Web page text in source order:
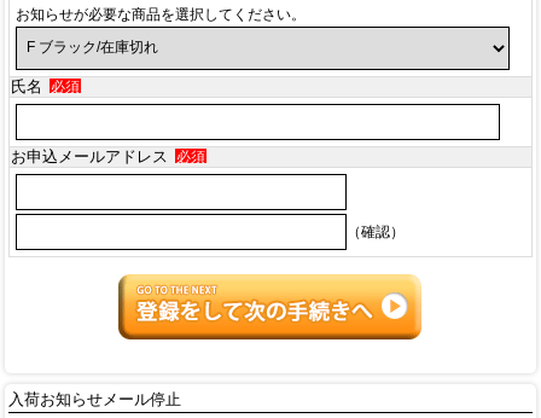
お知らせが必要な商品を選択してください。
氏名 必須
お申込メールアドレス 必須
（確認）
入荷お知らせメール停止